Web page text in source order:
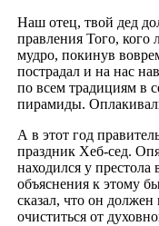
Наш отец, твой дед
правления Того, кого
мудро, покинув
пострадал и на нас
по всем традициям в
пирамиды.
А в этот год
праздник Хеб-сед.
находился у престола
объяснения к этому
сказал, что он
очиститься от